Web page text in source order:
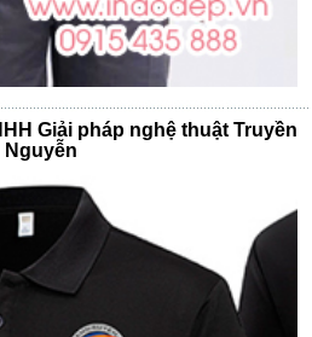
Giải pháp nghệ thuật Truyền
Nguyễn